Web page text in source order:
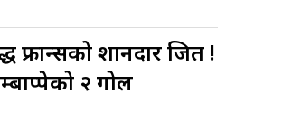
फ्रान्सको शानदार जित !
२ गोल